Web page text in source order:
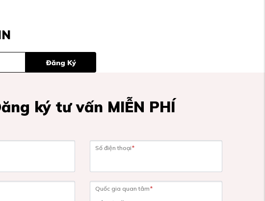
Đăng Ký
ký tư vấn MIỄN PHÍ
Số điện thoại*
Quốc gia quan tâm*